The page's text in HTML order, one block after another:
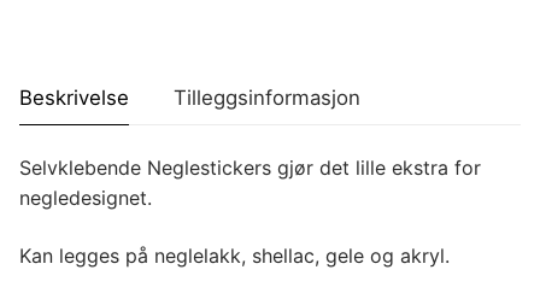
Beskrivelse Tilleggsinformasjon
Selvklebende Neglestickers gjør det lille ekstra for
negledesignet.
Kan legges på neglelakk, shellac, gele og akryl.